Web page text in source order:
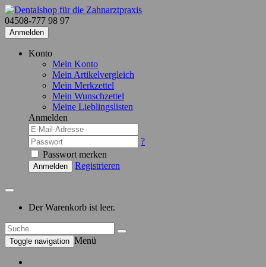
04508-777 98 97
Anmelden
Konto
Mein Konto
Mein Artikelvergleich
Mein Merkzettel
Mein Wunschzettel
Meine Lieblingslisten
Anmelden
?
Passwort merken
Anmelden Registrieren
Der Warenkorb ist leer.
Toggle navigation Menü